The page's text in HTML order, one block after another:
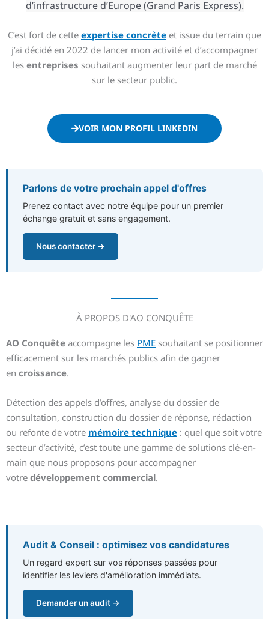
d’infrastructure d’Europe (Grand Paris Express).
C’est fort de cette expertise concrète et issue du terrain que
j’ai décidé en 2022 de lancer mon activité et d’accompagner
les entreprises souhaitant augmenter leur part de marché
sur le secteur public.
VOIR MON PROFIL LINKEDIN
Parlons de votre prochain appel d'offres
Prenez contact avec notre équipe pour un premier
échange gratuit et sans engagement.
Nous contacter →
À PROPOS D'AO CONQUÊTE
AO Conquête accompagne les PME souhaitant se positionner
efficacement sur les marchés publics afin de gagner
en croissance.
Détection des appels d’offres, analyse du dossier de
consultation, construction du dossier de réponse, rédaction
ou refonte de votre mémoire technique : quel que soit votre
secteur d’activité, c’est toute une gamme de solutions clé-en-
main que nous proposons pour accompagner
votre développement commercial.
Audit & Conseil : optimisez vos candidatures
Un regard expert sur vos réponses passées pour
identifier les leviers d'amélioration immédiats.
Demander un audit →